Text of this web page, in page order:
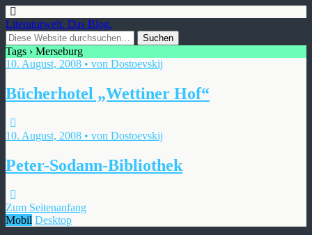
Literaturwelt. Das Blog.
Tags › Merseburg
10. August, 2008 • von Dostoevskij
Bücherhotel „Wettiner Hof“
10. August, 2008 • von Dostoevskij
Peter-Sodann-Bibliothek
Zum Seitenanfang
Mobil Desktop